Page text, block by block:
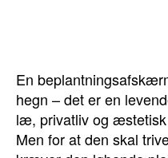
En
hegn – det er en
læ, privatliv og
Men for at den skal